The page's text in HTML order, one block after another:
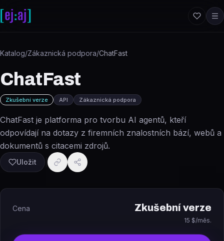
Katalog/Zákaznická podpora/ChatFast
ChatFast
Zkušební verze API Zákaznická podpora
ChatFast je platforma pro tvorbu AI agentů, kteří
odpovídají na dotazy z firemních znalostních bází, webů a
dokumentů s citacemi zdrojů.
Uložit
Cena Zkušební verze
15 $/měs.